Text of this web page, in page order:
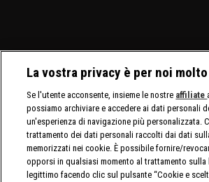
La vostra privacy è per noi
Se l'utente acconsente, insieme le nostre affiliate
possiamo archiviare e accedere ai dati personali
un'esperienza di navigazione più personalizzata.
trattamento dei dati personali raccolti dai dati
memorizzati nei cookie. È possibile fornire/
opporsi in qualsiasi momento al trattamento sulla
legittimo facendo clic sul pulsante “Cookie e